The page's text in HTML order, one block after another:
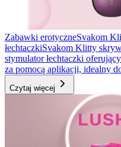
Zabawki erotyczneSvakom
łechtaczkiSvakom Klitty
stymulator łechtaczki
za pomocą aplikacji, idealny
Czytaj więcej